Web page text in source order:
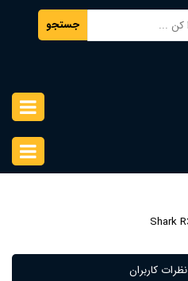
جستجو
نظرات کاربران